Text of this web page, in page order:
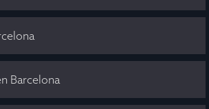
Barcelona